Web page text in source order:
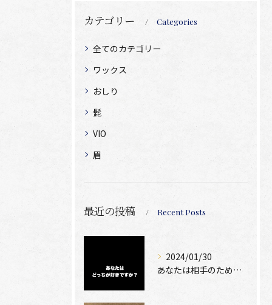
カテゴリー Categories
全てのカテゴリー
ワックス
おしり
髭
VIO
眉
最近の投稿 Recent Posts
2024/01/30
あなたは相手のために脱毛できますか？